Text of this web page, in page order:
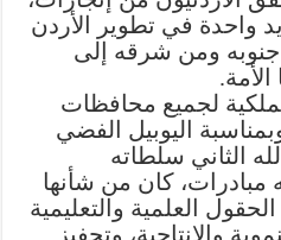
واحدة في تطوير الأردن
ومن شرقه إلى
لجميع محافظات
اليوبيل الفضي
الثاني سلطاته
مبادرات، كان من شأنها
العلمية والتعليمية
والإنتاجية، وتحفيز